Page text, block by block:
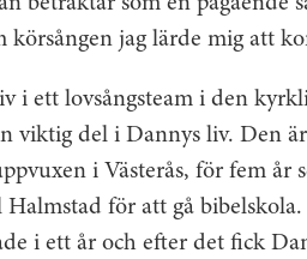
körsången jag lärde mig att
i ett lovsångsteam i den
viktig del i Dannys liv. Den
i Västerås, för fem år
Halmstad för att gå
i ett år och efter det fick